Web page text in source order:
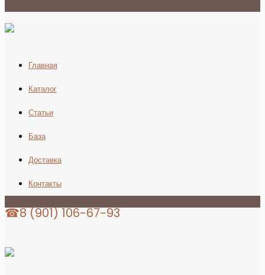
Главная
Каталог
Статьи
База
Доставка
Контакты
☎8 (901) 106-67-93